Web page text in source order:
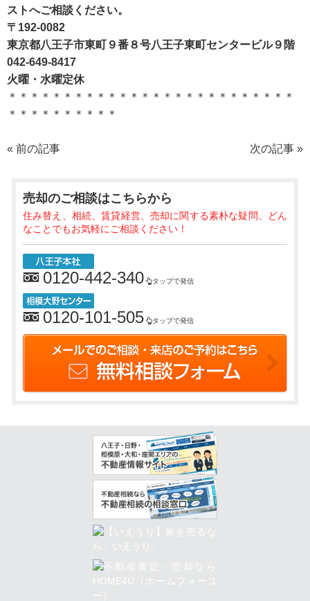
ストへご相談ください。
〒192-0082
東京都八王子市東町９番８号八王子東町センタービル９階
042-649-8417
火曜・水曜定休
＊＊＊＊＊＊＊＊＊＊＊＊＊＊＊＊＊＊＊＊＊＊＊＊＊＊
＊＊＊＊＊＊＊＊＊＊
« 前の記事 次の記事 »
売却のご相談はこちらから
住み替え、相続、賃貸経営、売却に関する素朴な疑問、どん
なことでもお気軽にご相談ください！
0120-442-340 タップで発信
0120-101-505 タップで発信